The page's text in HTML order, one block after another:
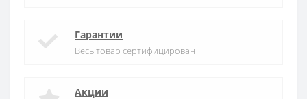
Гарантии
Весь товар сертифицирован
Акции